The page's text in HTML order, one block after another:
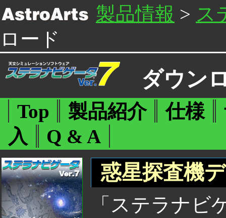
製品情報 > ス
ロード
ダウン
Top 製品紹介 仕様
入
Q & A
惑星探査機
「ステラナビ